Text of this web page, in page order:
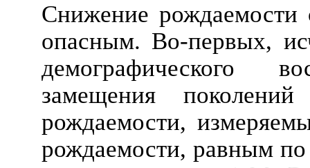
Снижение рождаемости
опасным. Во-первых,
демографического
замещения
рождаемости,
рождаемости, равным по